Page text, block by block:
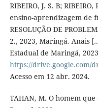
RIBEIRO, J. S. B;
ensino-aprendizagem de
RESOLUÇÃO DE
2., 2023, Maringá. Anais
Estadual de Maringá,
https://drive.google.com/
Acesso em 12 abr. 2024.
TAHAN, M. O homem